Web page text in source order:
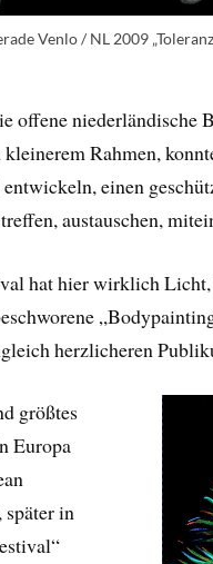
Venlo / NL 2009
offene niederländische
Rahmen,
einen
austauschen,
hat hier wirklich
herzlicheren
größtes
Europa
in